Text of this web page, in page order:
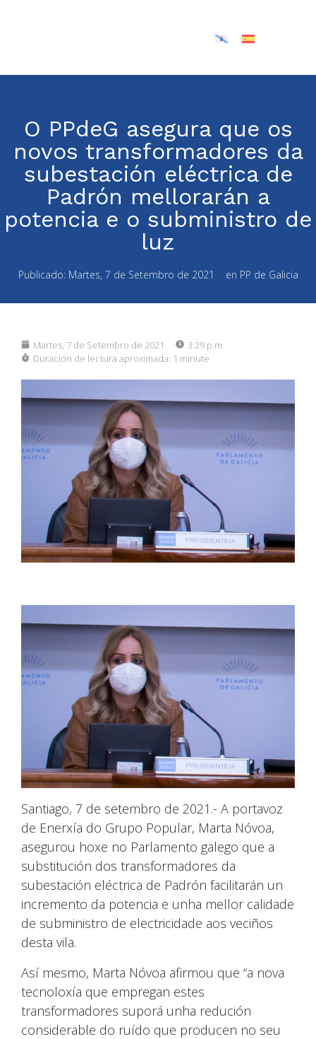
O PPdeG asegura que os
novos transformadores da
subestación eléctrica de
Padrón mellorarán a
potencia e o subministro de
luz
Publicado: Martes, 7 de Setembro de 2021 en PP de Galicia
Martes, 7 de Setembro de 2021
3:29 p.m.
Duración de lectura aproximada: 1 minute
Santiago, 7 de setembro de 2021.- A portavoz
de Enerxía do Grupo Popular, Marta Nóvoa,
asegurou hoxe no Parlamento galego que a
substitución dos transformadores da
subestación eléctrica de Padrón facilitarán un
incremento da potencia e unha mellor calidade
de subministro de electricidade aos veciños
desta vila.
Así mesmo, Marta Nóvoa afirmou que “a nova
tecnoloxía que empregan estes
transformadores suporá unha redución
considerable do ruído que producen no seu